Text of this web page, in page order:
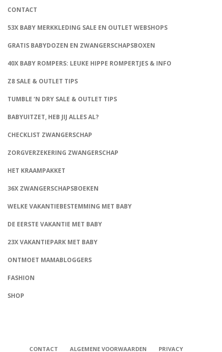
CONTACT
53X BABY MERKKLEDING SALE EN OUTLET WEBSHOPS
GRATIS BABYDOZEN EN ZWANGERSCHAPSBOXEN
40X BABY ROMPERS: LEUKE HIPPE ROMPERTJES & INFO
Z8 SALE & OUTLET TIPS
TUMBLE ‘N DRY SALE & OUTLET TIPS
BABYUITZET, HEB JIJ ALLES AL?
CHECKLIST ZWANGERSCHAP
ZORGVERZEKERING ZWANGERSCHAP
HET KRAAMPAKKET
36X ZWANGERSCHAPSBOEKEN
WELKE VAKANTIEBESTEMMING MET BABY
DE EERSTE VAKANTIE MET BABY
23X VAKANTIEPARK MET BABY
ONTMOET MAMABLOGGERS
FASHION
SHOP
CONTACT ALGEMENE VOORWAARDEN PRIVACY